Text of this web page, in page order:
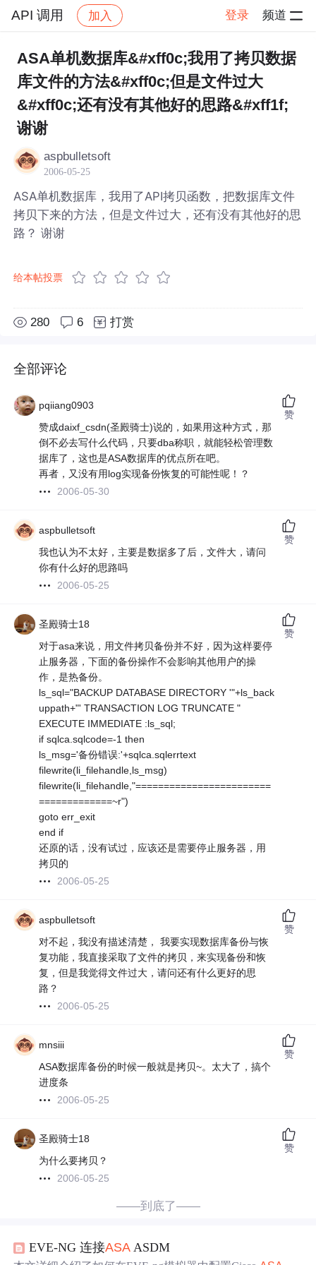
API 调用 加入 登录 频道
社区 API 调用 帖子详情
ASA单机数据库&#xff0c;我用了拷贝数据
库文件的方法&#xff0c;但是文件过大
&#xff0c;还有没有其他好的思路&#xff1f;
谢谢
aspbulletsoft
2006-05-25
ASA单机数据库，我用了API拷贝函数，把数据库文件
拷贝下来的方法，但是文件过大，还有没有其他好的思
路？ 谢谢
给本帖投票
280 6 打赏
全部评论
pqiiang0903
赞成daixf_csdn(圣殿骑士)说的，如果用这种方式，那
倒不必去写什么代码，只要dba称职，就能轻松管理数
据库了，这也是ASA数据库的优点所在吧。
再者，又没有用log实现备份恢复的可能性呢！？
2006-05-30
赞
aspbulletsoft
我也认为不太好，主要是数据多了后，文件大，请问
你有什么好的思路吗
2006-05-25
赞
圣殿骑士18
对于asa来说，用文件拷贝备份并不好，因为这样要停
止服务器，下面的备份操作不会影响其他用户的操
作，是热备份。
ls_sql="BACKUP DATABASE DIRECTORY '"+ls_back
uppath+"' TRANSACTION LOG TRUNCATE "
EXECUTE IMMEDIATE :ls_sql;
if sqlca.sqlcode=-1 then
ls_msg='备份错误:'+sqlca.sqlerrtext
filewrite(li_filehandle,ls_msg)
filewrite(li_filehandle,"========================
=============~r")
goto err_exit
end if
还原的话，没有试过，应该还是需要停止服务器，用
拷贝的
2006-05-25
赞
aspbulletsoft
对不起，我没有描述清楚， 我要实现数据库备份与恢
复功能，我直接采取了文件的拷贝，来实现备份和恢
复，但是我觉得文件过大，请问还有什么更好的思
路？
2006-05-25
赞
mnsiii
ASA数据库备份的时候一般就是拷贝~。太大了，搞个
进度条
2006-05-25
赞
圣殿骑士18
为什么要拷贝？
2006-05-25
赞
——到底了——
EVE-NG 连接ASA ASDM